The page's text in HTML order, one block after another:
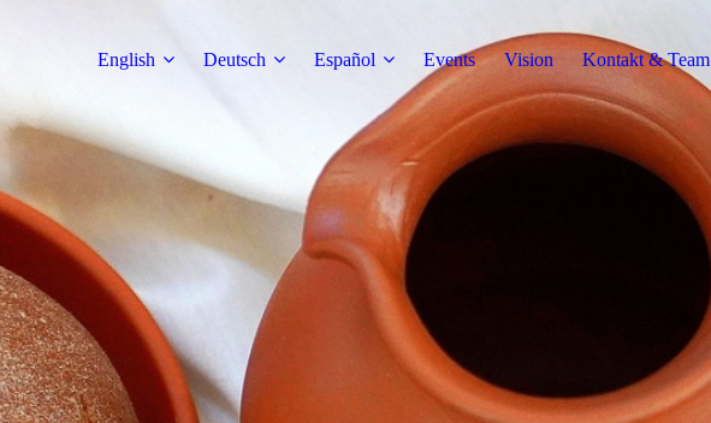
English Deutsch Español Events Vision Kontakt & Team